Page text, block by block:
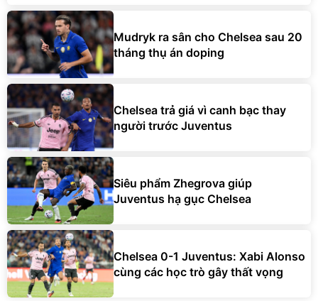
Mudryk ra sân cho Chelsea sau 20
tháng thụ án doping
Chelsea trả giá vì canh bạc thay
người trước Juventus
Siêu phẩm Zhegrova giúp
Juventus hạ gục Chelsea
Chelsea 0-1 Juventus: Xabi Alonso
cùng các học trò gây thất vọng